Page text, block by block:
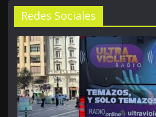
Redes Sociales